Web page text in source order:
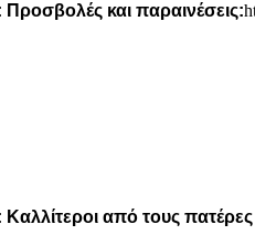
Προσβολές και παραινέσεις:
από τους